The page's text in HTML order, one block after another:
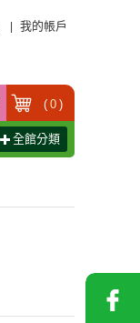
我的帳戶
( 0 )
全館分類